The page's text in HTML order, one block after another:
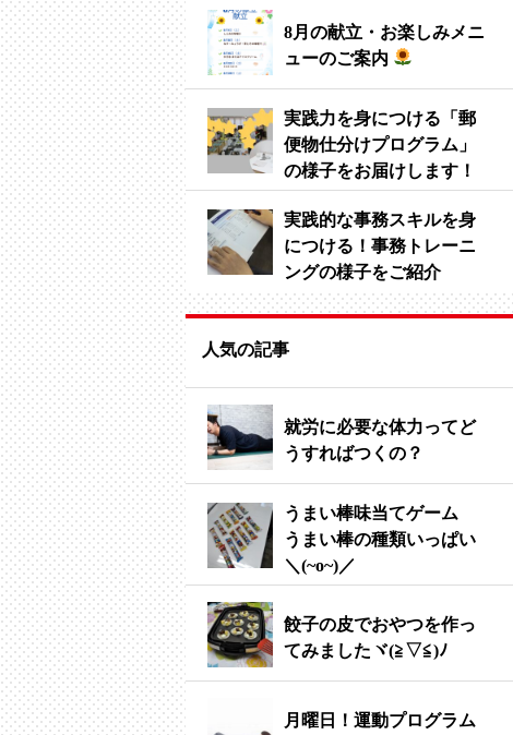
8月の献立・お楽しみメニ
ューのご案内
実践力を身につける「郵
便物仕分けプログラム」
の様子をお届けします！
実践的な事務スキルを身
につける！事務トレーニ
ングの様子をご紹介
人気の記事
就労に必要な体力ってど
うすればつくの？
うまい棒味当てゲーム
うまい棒の種類いっぱい
＼(~o~)／
餃子の皮でおやつを作っ
てみましたヾ(≧▽≦)ﾉ
月曜日！運動プログラム